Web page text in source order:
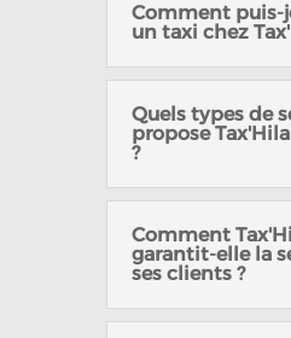
Comment puis-
un taxi chez
Quels types de
propose
?
Comment
garantit-elle la
ses clients ?